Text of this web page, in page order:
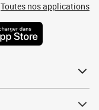
Toutes nos applications